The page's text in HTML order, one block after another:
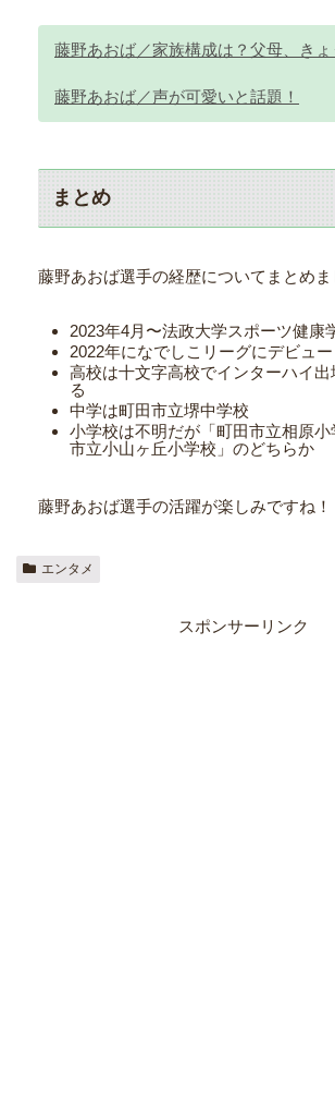
藤野あおば／家族構成は？父母、きょ
藤野あおば／声が可愛いと話題！
まとめ
藤野あおば選手の経歴についてまとめま
2023年4月〜法政大学スポーツ健康
2022年になでしこリーグにデビュー
高校は十文字高校でインターハイ
る
中学は町田市立堺中学校
小学校は不明だが「町田市立相原小
市立小山ヶ丘小学校」のどちらか
藤野あおば選手の活躍が楽しみですね！
エンタメ
スポンサーリンク